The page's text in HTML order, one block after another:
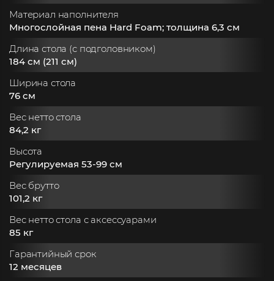
Материал наполнителя
Многослойная пена Hard Foam; толщина 6,3 см
Длина стола (с подголовником)
184 см (211 см)
Ширина стола
76 см
Вес нетто стола
84,2 кг
Высота
Регулируемая 53-99 см
Вес брутто
101,2 кг
Вес нетто стола с аксессуарами
85 кг
Гарантийный срок
12 месяцев